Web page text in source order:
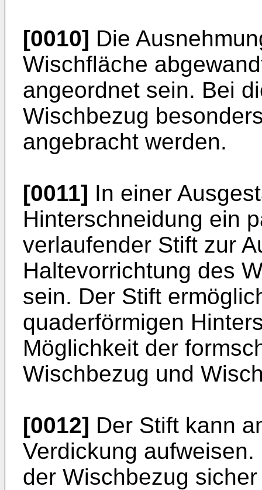
[0010] Die
Wischfläche
angeordnet sein. Bei
Wischbezug
angebracht werden.
[0011] In einer
Hinterschneidung ein
verlaufender Stift zur
Haltevorrichtung des
sein. Der Stift
quaderförmigen
Möglichkeit der
Wischbezug und
[0012] Der Stift kann
Verdickung
der Wischbezug